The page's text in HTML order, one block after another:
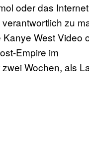
oder das
zu
West Video
Empire im
Wochen, als